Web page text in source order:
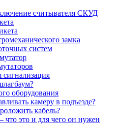
считывателя СКУД
замка
систем
сигнализация
оборудования
камеру в подъезде?
кабель?
что это и для чего он нужен